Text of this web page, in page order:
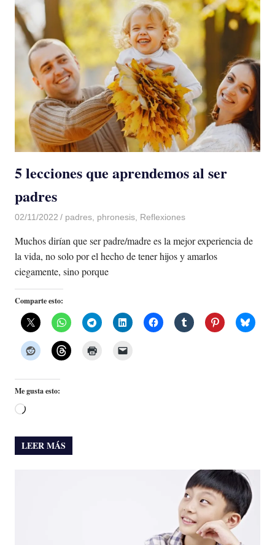
5 lecciones que aprendemos al ser
padres
02/11/2022 De todo un Poco
padres, phronesis, Reflexiones
Muchos dirían que ser padre/madre es la mejor experiencia de
la vida, no solo por el hecho de tener hijos y amarlos
ciegamente, sino porque
Comparte esto:
Me gusta esto:
Cargando...
LEER MÁS